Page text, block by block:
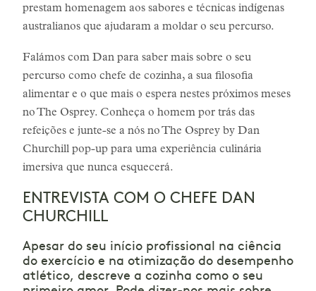
prestam homenagem aos sabores e técnicas indígenas
australianos que ajudaram a moldar o seu percurso.
Falámos com Dan para saber mais sobre o seu
percurso como chefe de cozinha, a sua filosofia
alimentar e o que mais o espera nestes próximos meses
no The Osprey. Conheça o homem por trás das
refeições e junte-se a nós no The Osprey by Dan
Churchill pop-up para uma experiência culinária
imersiva que nunca esquecerá.
ENTREVISTA COM O CHEFE DAN
CHURCHILL
Apesar do seu início profissional na ciência
do exercício e na otimização do desempenho
atlético, descreve a cozinha como o seu